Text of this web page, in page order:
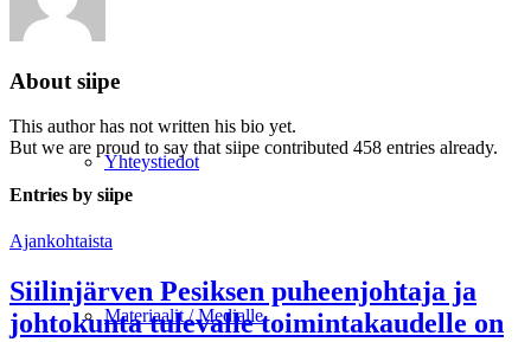
Seura
Yhteystiedot
Materiaalit / Medialle
About siipe
This author has not written his bio yet.
But we are proud to say thatsiipe contributed 458 entries already.
Entries by siipe
Ajankohtaista
Siilinjärven Pesiksen puheenjohtaja ja
johtokunta tulevalle toimintakaudelle on